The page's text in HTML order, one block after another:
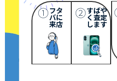
①フタ
バに
来店
②すばや
く査定
します